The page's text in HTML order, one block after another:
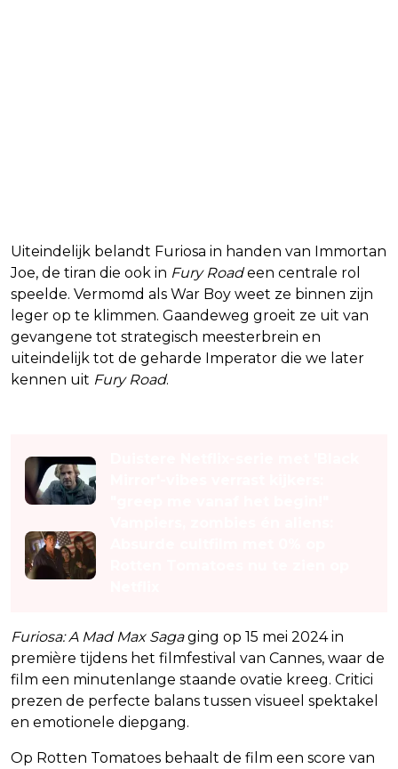
Uiteindelijk belandt Furiosa in handen van Immortan
Joe, de tiran die ook in Fury Roadeen centrale rol
speelde. Vermomd als War Boy weet ze binnen zijn
leger op te klimmen. Gaandeweg groeit ze uit van
gevangene tot strategisch meesterbrein en
uiteindelijk tot de geharde Imperator die we later
kennen uit Fury Road.
Furiosa: A Mad Max Sagaging op 15 mei 2024 in
première tijdens het filmfestival van Cannes, waar de
film een minutenlange staande ovatie kreeg. Critici
prezen de perfecte balans tussen visueel spektakel
en emotionele diepgang.
Op Rotten Tomatoes behaalt de film een score van